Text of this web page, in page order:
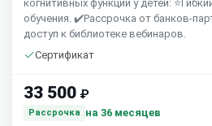
когнитивных функций у детей:
обучения. ✔️Рассрочка от банков-
доступ к библиотеке вебинаров.
Сертификат
33 500 ₽
Рассрочка на 36 месяцев